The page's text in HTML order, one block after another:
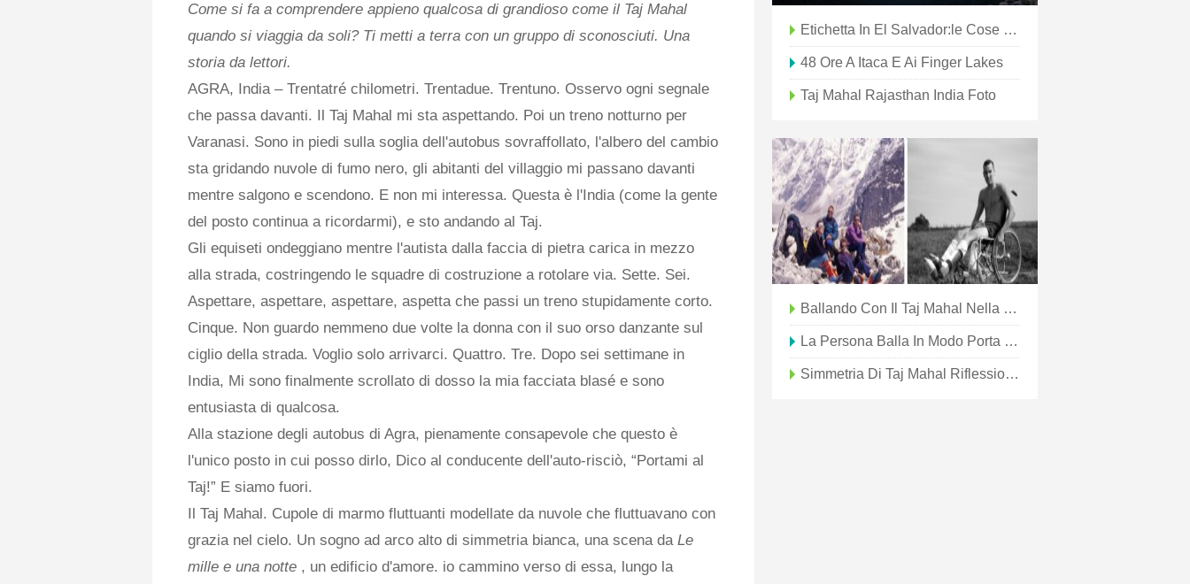
Come si fa a comprendere appieno qualcosa di grandioso come il Taj Mahal
quando si viaggia da soli? Ti metti a terra con un gruppo di sconosciuti. Una
storia da lettori.
AGRA, India – Trentatré chilometri. Trentadue. Trentuno. Osservo ogni segnale
che passa davanti. Il Taj Mahal mi sta aspettando. Poi un treno notturno per
Varanasi. Sono in piedi sulla soglia dell'autobus sovraffollato, l'albero del cambio
sta gridando nuvole di fumo nero, gli abitanti del villaggio mi passano davanti
mentre salgono e scendono. E non mi interessa. Questa è l'India (come la gente
del posto continua a ricordarmi), e sto andando al Taj.
Gli equiseti ondeggiano mentre l'autista dalla faccia di pietra carica in mezzo
alla strada, costringendo le squadre di costruzione a rotolare via. Sette. Sei.
Aspettare, aspettare, aspettare, aspetta che passi un treno stupidamente corto.
Cinque. Non guardo nemmeno due volte la donna con il suo orso danzante sul
ciglio della strada. Voglio solo arrivarci. Quattro. Tre. Dopo sei settimane in
India, Mi sono finalmente scrollato di dosso la mia facciata blasé e sono
entusiasta di qualcosa.
Alla stazione degli autobus di Agra, pienamente consapevole che questo è
l'unico posto in cui posso dirlo, Dico al conducente dell'auto-risciò, “Portami al
Taj!” E siamo fuori.
Il Taj Mahal. Cupole di marmo fluttuanti modellate da nuvole che fluttuavano con
grazia nel cielo. Un sogno ad arco alto di simmetria bianca, una scena da Le
mille e una notte , un edificio d'amore. io cammino verso di essa, lungo la
Etichetta In El Salvador:le Cose Da Fare E Da Non Fare
48 Ore A Itaca E Ai Finger Lakes
Taj Mahal Rajasthan India Foto
Ballando Con Il Taj Mahal Nella Nebbia Foto
La Persona Balla In Modo Porta Con Una Vista Del Taj Mahal Photo
Simmetria Di Taj Mahal Riflessioni Foto